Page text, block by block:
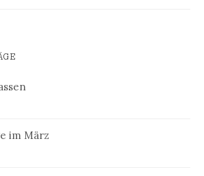
im März